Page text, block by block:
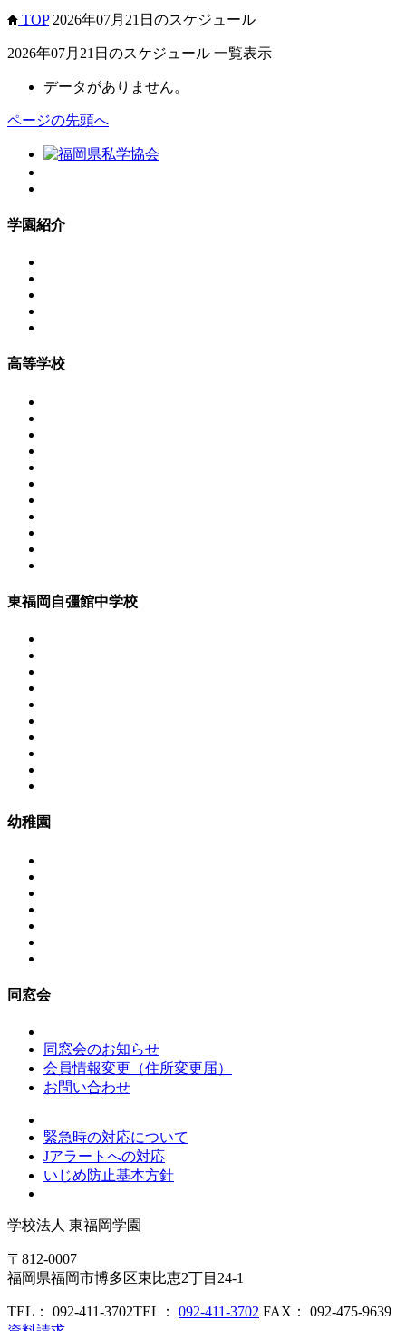
TOP 2026年07月21日のスケジュール
2026年07月21日のスケジュール 一覧表示
データがありません。
ページの先頭へ
学園紹介
高等学校
東福岡自彊館中学校
幼稚園
同窓会
同窓会のお知らせ
会員情報変更（住所変更届）
お問い合わせ
緊急時の対応について
Jアラートへの対応
いじめ防止基本方針
学校法人 東福岡学園
〒812-0007
福岡県福岡市博多区東比恵2丁目24-1
TEL： 092-411-3702TEL： 092-411-3702 FAX： 092-475-9639